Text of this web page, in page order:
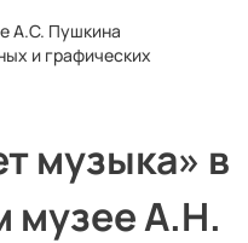
А.С. Пушкина
и графических
музыка» в
музее А.Н.